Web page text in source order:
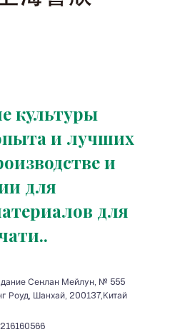
культуры
и лучших
и
для
для
Сенлан Мейлун, № 555
Роуд, Шанхай, 200137,Китай